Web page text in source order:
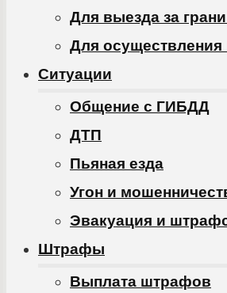
Для выезда за
Для осуществления
Ситуации
Общение с ГИБДД
ДТП
Пьяная езда
Угон и
Эвакуация и
Штрафы
Выплата штрафов